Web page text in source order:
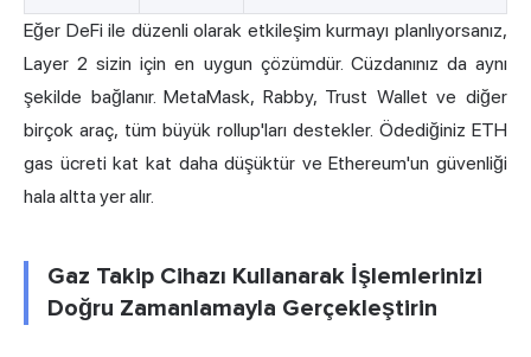
Eğer DeFi ile düzenli olarak etkileşim kurmayı planlıyorsanız,
Layer 2 sizin için en uygun çözümdür. Cüzdanınız da aynı
şekilde bağlanır. MetaMask, Rabby, Trust Wallet ve diğer
birçok araç, tüm büyük rollup'ları destekler. Ödediğiniz ETH
gas ücreti kat kat daha düşüktür ve Ethereum'un güvenliği
hala altta yer alır.
Gaz Takip Cihazı Kullanarak İşlemlerinizi
Doğru Zamanlamayla Gerçekleştirin